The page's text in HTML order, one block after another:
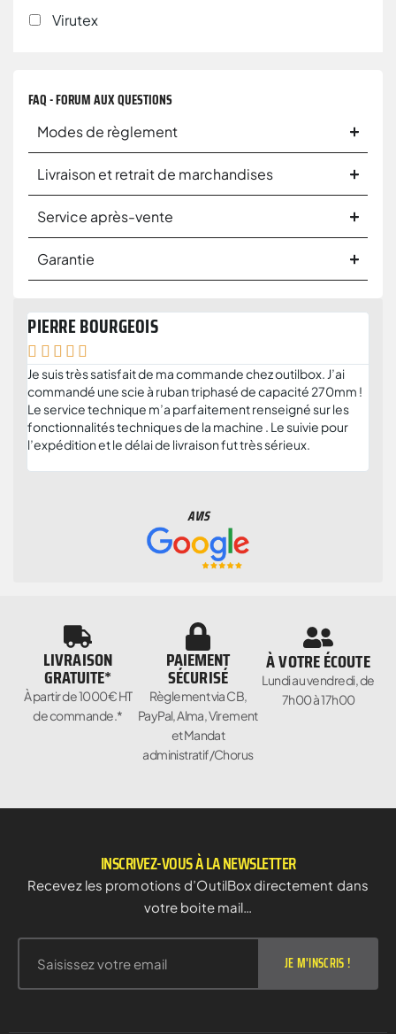
Virutex
FAQ - FORUM AUX QUESTIONS
Modes de règlement
Livraison et retrait de marchandises
Service après-vente
Garantie
PIERRE BOURGEOIS
    
Je suis très satisfait de ma commande chez outilbox. J’ai
commandé une scie à ruban triphasé de capacité 270mm !
Le service technique m’a parfaitement renseigné sur les
fonctionnalités techniques de la machine . Le suivie pour
l’expédition et le délai de livraison fut très sérieux.
AVIS
LIVRAISON
GRATUITE*
À partir de 1000€ HT
de commande.*
PAIEMENT
SÉCURISÉ
Règlement via CB,
PayPal, Alma, Virement
et Mandat
administratif/Chorus
À VOTRE ÉCOUTE
Lundi au vendredi, de
7h00 à 17h00
INSCRIVEZ-VOUS À LA NEWSLETTER
Recevez les promotions d’OutilBox directement dans
votre boite mail…
JE M'INSCRIS !